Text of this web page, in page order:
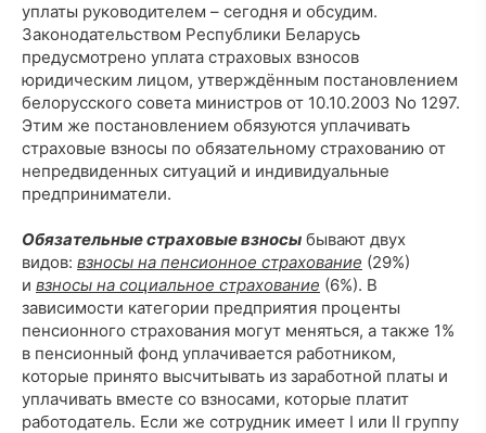
уплаты руководителем – сегодня и обсудим.
Законодательством Республики Беларусь
предусмотрено уплата страховых взносов
юридическим лицом, утверждённым постановлением
белорусского совета министров от 10.10.2003 No 1297.
Этим же постановлением обязуются уплачивать
страховые взносы по обязательному страхованию от
непредвиденных ситуаций и индивидуальные
предприниматели.
Обязательные страховые взносы бывают двух
видов: взносы на пенсионное страхование (29%)
и взносы на социальное страхование (6%). В
зависимости категории предприятия проценты
пенсионного страхования могут меняться, а также 1%
в пенсионный фонд уплачивается работником,
которые принято высчитывать из заработной платы и
уплачивать вместе со взносами, которые платит
работодатель. Если же сотрудник имеет I или II группу